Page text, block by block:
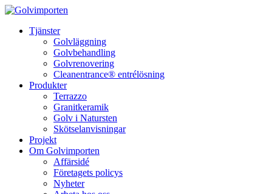
Tjänster
Golvläggning
Golvbehandling
Golvrenovering
Cleanentrance® entrélösning
Produkter
Terrazzo
Granitkeramik
Golv i Natursten
Skötselanvisningar
Projekt
Om Golvimporten
Affärsidé
Företagets policys
Nyheter